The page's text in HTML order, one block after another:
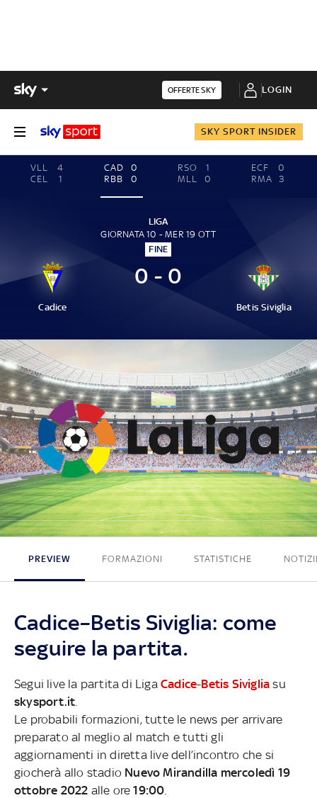
OFFERTE SKY LOGIN
SKY SPORT INSIDER
VLL
4
CEL
1
CAD
0
RBB
0
RSO
1
MLL
0
ECF
0
RMA
3
LIGA
GIORNATA 10 - MER 19 OTT
FINE
Cadice
0 - 0
Betis Siviglia
0 - 0
PREVIEW FORMAZIONI STATISTICHE
Cadice–Betis Siviglia: come
seguire la partita.
Segui live la partita di Liga Cadice-Betis Siviglia su
skysport.it
Le probabili formazioni, tutte le news per arrivare
preparato al meglio al match e tutti gli
aggiornamenti in diretta live dell’incontro che si
giocherà allo stadio Nuevo Mirandilla mercoledì 19
ottobre 2022 alle ore19:00